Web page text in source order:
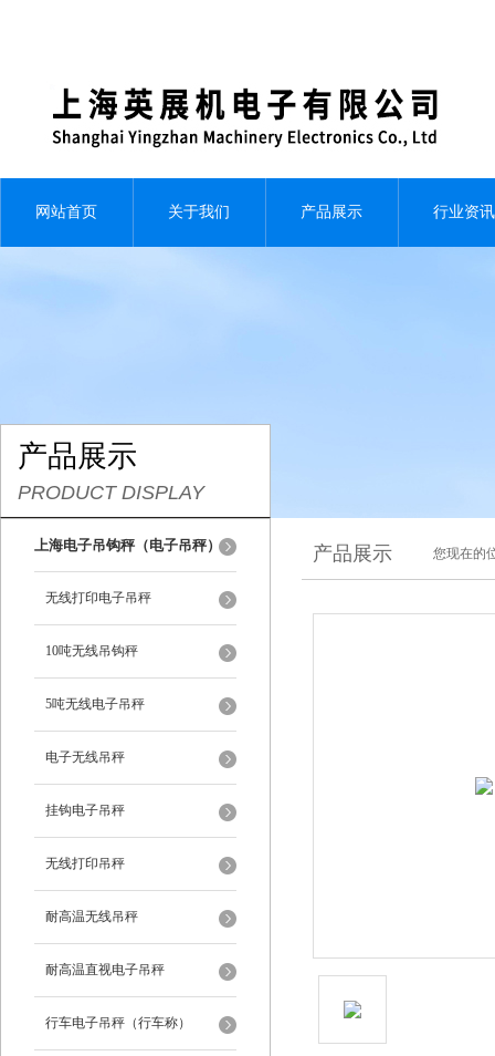
网站首页 关于我们 产品展示 行业资讯
产品展示
PRODUCT DISPLAY
上海电子吊钩秤（电子吊秤）
无线打印电子吊秤
10吨无线吊钩秤
5吨无线电子吊秤
电子无线吊秤
挂钩电子吊秤
无线打印吊秤
耐高温无线吊秤
耐高温直视电子吊秤
行车电子吊秤（行车称）
产品展示 您现在的